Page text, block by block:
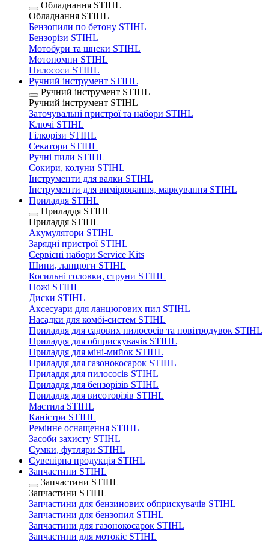
Обладнання STIHL
Обладнання STIHL
Бензопили по бетону STIHL
Бензорізи STIHL
Мотобури та шнеки STIHL
Мотопомпи STIHL
Пилососи STIHL
Ручний інструмент STIHL
Ручний інструмент STIHL
Ручний інструмент STIHL
Заточувальні пристрої та набори STIHL
Ключі STIHL
Гілкорізи STIHL
Секатори STIHL
Ручні пили STIHL
Сокири, колуни STIHL
Інструменти для валки STIHL
Інструменти для вимірювання, маркування STIHL
Приладдя STIHL
Приладдя STIHL
Приладдя STIHL
Акумулятори STIHL
Зарядні пристрої STIHL
Сервісні набори Service Kits
Шини, ланцюги STIHL
Косильні головки, струни STIHL
Ножі STIHL
Диски STIHL
Аксесуари для ланцюгових пил STIHL
Насадки для комбі-систем STIHL
Приладдя для садових пилососів та повітродувок STIHL
Приладдя для обприскувачів STIHL
Приладдя для міні-мийок STIHL
Приладдя для газонокосарок STIHL
Приладдя для пилососів STIHL
Приладдя для бензорізів STIHL
Приладдя для висоторізів STIHL
Мастила STIHL
Каністри STIHL
Ремінне оснащення STIHL
Засоби захисту STIHL
Сумки, футляри STIHL
Сувенірна продукція STIHL
Запчастини STIHL
Запчастини STIHL
Запчастини STIHL
Запчастини для бензинових обприскувачів STIHL
Запчастини для бензопил STIHL
Запчастини для газонокосарок STIHL
Запчастини для мотокіс STIHL